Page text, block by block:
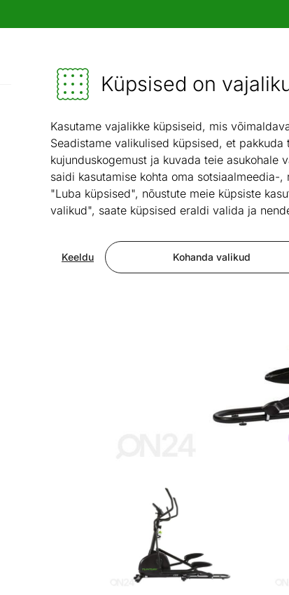
Küpsised on
Kasutame vajalikke küpsiseid, mis
Seadistame valikulised küpsised, et
kujunduskogemust ja kuvada teie asukohale
saidi kasutamise kohta oma sotsiaalmeedia-
"Luba küpsised", nõustute meie küpsiste
valikud", saate küpsised eraldi valida ja
Kohanda valikud
Keeldu
Mööbel ja sisustus - ON24